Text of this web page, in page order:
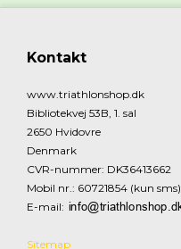
Kontakt
www.triathlonshop.dk
Bibliotekvej 53B, 1. sal
2650 Hvidovre
Denmark
CVR-nummer: DK36413662
Mobil nr.: 60721854 (kun sms)
E-mail:
Sitemap